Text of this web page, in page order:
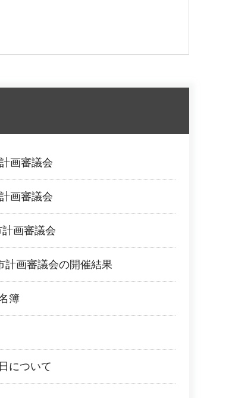
画審議会
画審議会
画審議会
計画審議会の開催結果
簿
について